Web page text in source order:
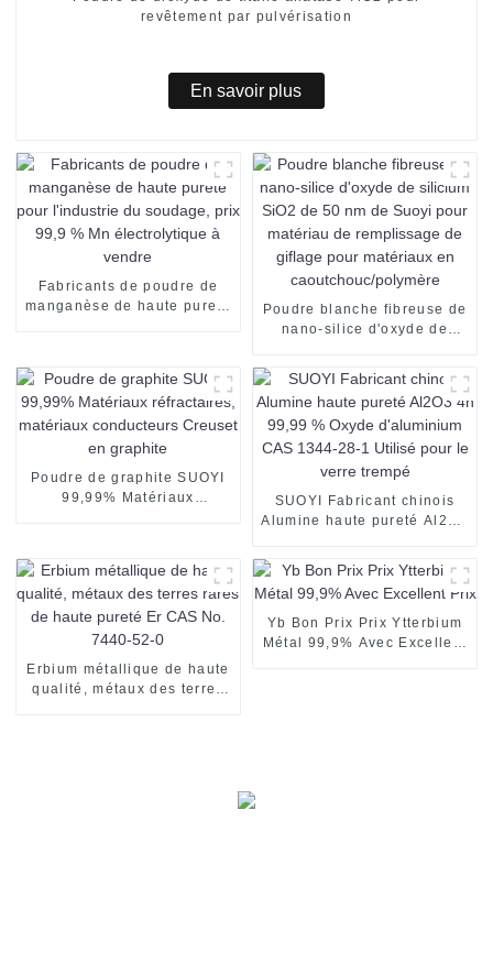
revêtement par pulvérisation
En savoir plus
Fabricants de poudre de
manganèse de haute pureté
Poudre blanche fibreuse de
nano-silice d'oxyde de
remplissage de giflage pour
matériaux en
caoutchouc/polymère
Poudre de graphite SUOYI
99,99% Matériaux
SUOYI Fabricant chinois
Alumine haute pureté Al2O3
d'aluminium CAS 1344-28-1
Utilisé pour le verre trempé
Erbium métallique de haute
qualité, métaux des terres
Yb Bon Prix Prix Ytterbium
Métal 99,9% Avec Excellent